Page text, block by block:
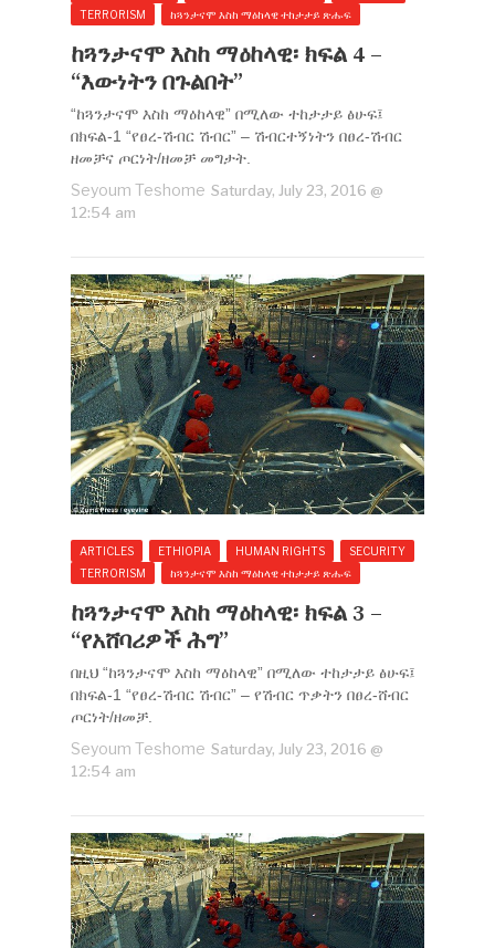
TERRORISM ከጓንታናሞ እስከ ማዕከላዊ ተከታታይ ጽሑፍ
ከጓንታናሞ እስከ ማዕከላዊ፡ ክፍል 4 –
“እውነትን በጉልበት”
“ከጓንታናሞ እስከ ማዕከላዊ” በሚለው ተከታታይ ፅሁፍ፤
በክፍል-1 “የፀረ-ሽብር ሽብር” – ሽብርተኝነትን በፀረ-ሽብር
ዘመቻና ጦርነት/ዘመቻ መግታት.
Seyoum Teshome Saturday, July 23, 2016 @
12:54 am
ARTICLES ETHIOPIA HUMAN RIGHTS
SECURITY
TERRORISM
ከጓንታናሞ እስከ ማዕከላዊ ተከታታይ ጽሑፍ
ከጓንታናሞ እስከ ማዕከላዊ፡ ክፍል 3 –
“የአሸባሪዎች ሕግ”
በዚህ “ከጓንታናሞ እስከ ማዕከላዊ” በሚለው ተከታታይ ፅሁፍ፤
በክፍል-1 “የፀረ-ሽብር ሽብር” – የሽብር ጥቃትን በፀረ-ሸብር
ጦርነት/ዘመቻ.
Seyoum Teshome Saturday, July 23, 2016 @
12:54 am